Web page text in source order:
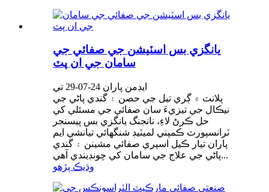
يانگزي بس اسٽيشن جي صفائي جي
سامان جي ان پٽ
ايڊمن پاران 24-07-29 تي
پلانٽ ۾ ڳري تيل جي حصن ۽ گندي پاڻي جي
نيڪال جي تيزيءَ سان صفائي جي مسئلي کي
حل ڪرڻ لاءِ، نانجنگ يانگزي بس پيسنجر
ٽرانسپورٽ ڪمپني لميٽيڊ شنگھائي تيانشي ايم
پاران تيار ڪيل اسپري صفائي مشينن ۽ گندي
پاڻي جي علاج جي سامان کي چونڊيندي آهي...
وڌيڪ پڙهو